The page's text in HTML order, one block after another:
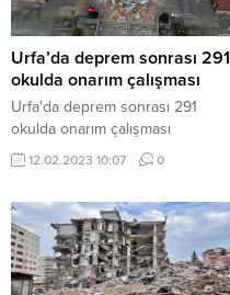
Urfa’da deprem sonrası 291
okulda onarım çalışması
Urfa'da deprem sonrası 291
okulda onarım çalışması
12.02.2023 10:07 0